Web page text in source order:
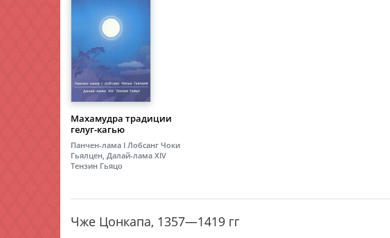
Махамудра традиции
гелуг-кагью
Панчен-лама I Лобсанг Чоки
Гьялцен, Далай-лама XIV
Тензин Гьяцо
Чже Цонкапа, 1357—1419 гг